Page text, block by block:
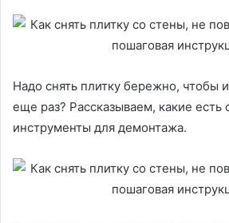
Надо снять плитку бережно, чтобы
еще раз? Рассказываем, какие есть
инструменты для демонтажа.